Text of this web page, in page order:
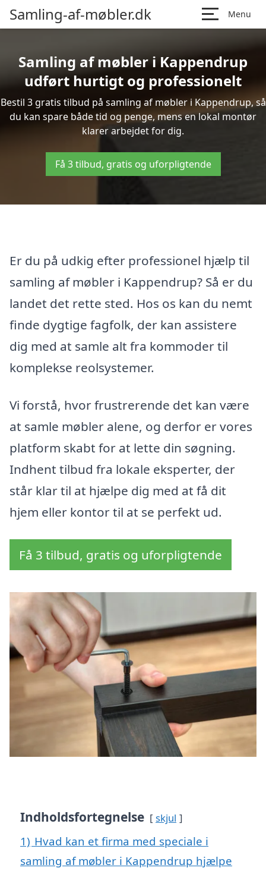
Samling-af-møbler.dk Menu
Samling af møbler i Kappendrup
udført hurtigt og professionelt
Bestil 3 gratis tilbud på samling af møbler i Kappendrup, så
du kan spare både tid og penge, mens en lokal montør
klarer arbejdet for dig.
Få 3 tilbud, gratis og uforpligtende
Er du på udkig efter professionel hjælp til
samling af møbler i Kappendrup? Så er du
landet det rette sted. Hos os kan du nemt
finde dygtige fagfolk, der kan assistere
dig med at samle alt fra kommoder til
komplekse reolsystemer.
Vi forstå, hvor frustrerende det kan være
at samle møbler alene, og derfor er vores
platform skabt for at lette din søgning.
Indhent tilbud fra lokale eksperter, der
står klar til at hjælpe dig med at få dit
hjem eller kontor til at se perfekt ud.
Få 3 tilbud, gratis og uforpligtende
Indholdsfortegnelse skjul
1) Hvad kan et firma med speciale i
samling af møbler i Kappendrup hjælpe